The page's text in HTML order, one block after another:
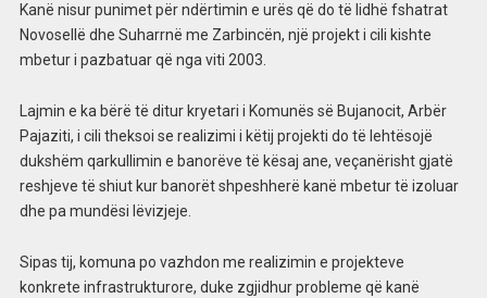
Kanë nisur punimet për ndërtimin e urës që do të lidhë fshatrat
Novosellë dhe Suharrnë me Zarbincën, një projekt i cili kishte
mbetur i pazbatuar që nga viti 2003.
Lajmin e ka bërë të ditur kryetari i Komunës së Bujanocit, Arbër
Pajaziti, i cili theksoi se realizimi i këtij projekti do të lehtësojë
dukshëm qarkullimin e banorëve të kësaj ane, veçanërisht gjatë
reshjeve të shiut kur banorët shpeshherë kanë mbetur të izoluar
dhe pa mundësi lëvizjeje.
Sipas tij, komuna po vazhdon me realizimin e projekteve
konkrete infrastrukturore, duke zgjidhur probleme që kanë